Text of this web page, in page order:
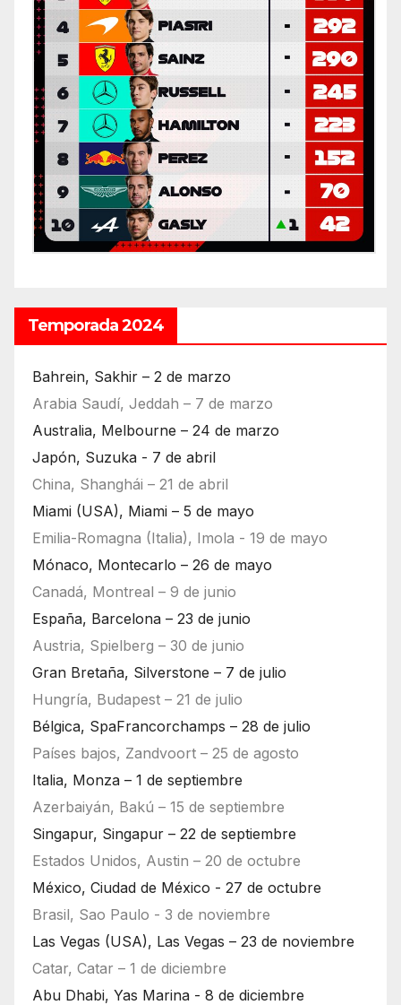
Temporada 2024
Bahrein, Sakhir – 2 de marzo
Arabia Saudí, Jeddah – 7 de marzo
Australia, Melbourne – 24 de marzo
Japón, Suzuka - 7 de abril
China, Shanghái – 21 de abril
Miami (USA), Miami – 5 de mayo
Emilia-Romagna (Italia), Imola - 19 de mayo
Mónaco, Montecarlo – 26 de mayo
Canadá, Montreal – 9 de junio
España, Barcelona – 23 de junio
Austria, Spielberg – 30 de junio
Gran Bretaña, Silverstone – 7 de julio
Hungría, Budapest – 21 de julio
Bélgica, SpaFrancorchamps – 28 de julio
Países bajos, Zandvoort – 25 de agosto
Italia, Monza – 1 de septiembre
Azerbaiyán, Bakú – 15 de septiembre
Singapur, Singapur – 22 de septiembre
Estados Unidos, Austin – 20 de octubre
México, Ciudad de México - 27 de octubre
Brasil, Sao Paulo - 3 de noviembre
Las Vegas (USA), Las Vegas – 23 de noviembre
Catar, Catar – 1 de diciembre
Abu Dhabi, Yas Marina - 8 de diciembre